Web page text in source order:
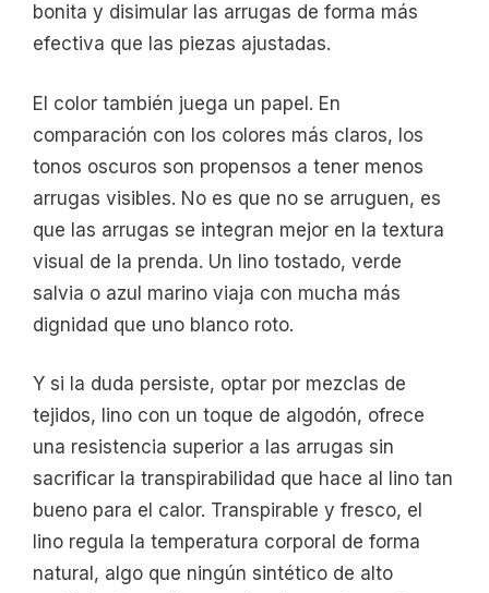
bonita y disimular las arrugas de forma más
efectiva que las piezas ajustadas.
El color también juega un papel. En
comparación con los colores más claros, los
tonos oscuros son propensos a tener menos
arrugas visibles. No es que no se arruguen, es
que las arrugas se integran mejor en la textura
visual de la prenda. Un lino tostado, verde
salvia o azul marino viaja con mucha más
dignidad que uno blanco roto.
Y si la duda persiste, optar por mezclas de
tejidos, lino con un toque de algodón, ofrece
una resistencia superior a las arrugas sin
sacrificar la transpirabilidad que hace al lino tan
bueno para el calor. Transpirable y fresco, el
lino regula la temperatura corporal de forma
natural, algo que ningún sintético de alto